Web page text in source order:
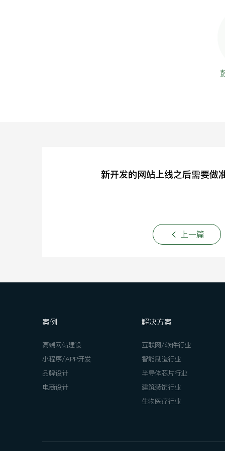
新开发的网站上线之后需要做
上一篇
案例
高端网站建设
小程序/APP开发
品牌设计
电商设计
解决方案
互联网/软件行业
智能制造行业
半导体芯片行业
建筑装饰行业
生物医疗行业